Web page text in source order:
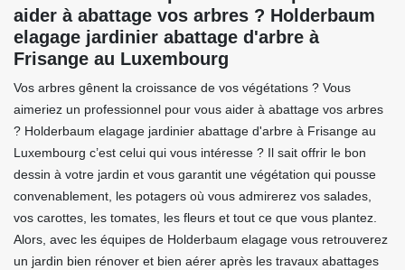
aider à abattage vos arbres ? Holderbaum
elagage jardinier abattage d'arbre à
Frisange au Luxembourg
Vos arbres gênent la croissance de vos végétations ? Vous
aimeriez un professionnel pour vous aider à abattage vos arbres
? Holderbaum elagage jardinier abattage d'arbre à Frisange au
Luxembourg c’est celui qui vous intéresse ? Il sait offrir le bon
dessin à votre jardin et vous garantit une végétation qui pousse
convenablement, les potagers où vous admirerez vos salades,
vos carottes, les tomates, les fleurs et tout ce que vous plantez.
Alors, avec les équipes de Holderbaum elagage vous retrouverez
un jardin bien rénover et bien aérer après les travaux abattages